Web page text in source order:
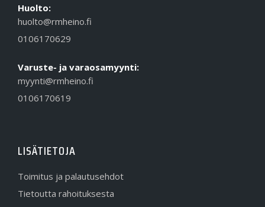
Huolto:
huolto@rmheino.fi
0106170629
Varuste- ja varaosamyynti:
myynti@rmheino.fi
0106170619
LISÄTIETOJA
Toimitus ja palautusehdot
Tietoutta rahoituksesta